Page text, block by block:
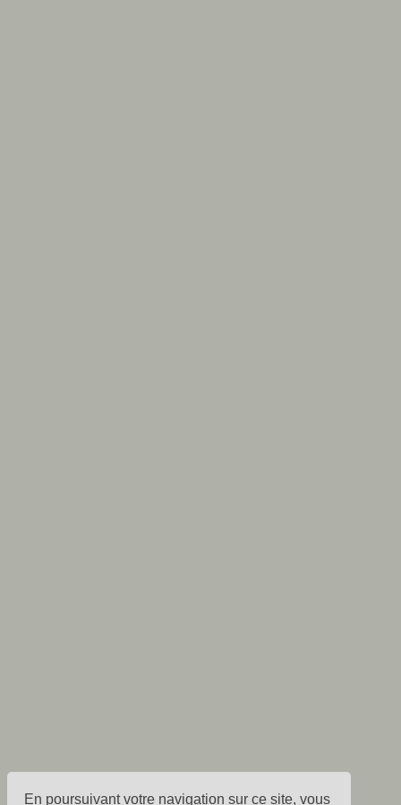
En poursuivant votre navigation sur ce site, vous